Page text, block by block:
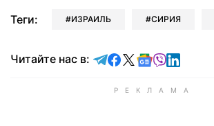
Теги: ИЗРАИЛЬ СИРИЯ
Читайте нас в: Читайте в Telegram
Читайте в
Читайте в X
Читайте в
Читайте